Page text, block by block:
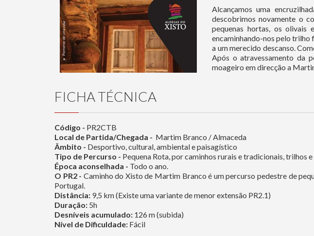
Alcançamos uma
descobrimos novamente o
pequenas hortas, os olivais
encaminhando-nos pelo trilho
a um merecido descanso.
Após o atravessamento da
moageiro em direcção a
FICHA TÉCNICA
Código - PR2CTB
Local de Partida/Chegada - Martim Branco / Almaceda
Âmbito - Desportivo, cultural, ambiental e paisagístico
Tipo de Percurso - Pequena Rota, por caminhos rurais e tradicionais, trilhos e
Época aconselhada - Todo o ano.
O PR2 - Caminho do Xisto de Martim Branco é um percurso pedestre de
Portugal.
Distância: 9,5 km (Existe uma variante de menor extensão PR2.1)
Duração: 5h
Desníveis acumulado: 126 m (subida)
Nível de Dificuldade: Fácil